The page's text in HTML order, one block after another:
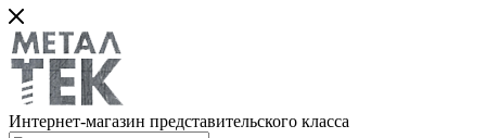
Интернет-магазин представительского класса